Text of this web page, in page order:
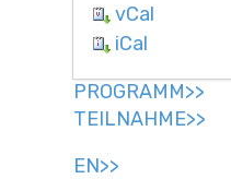
vCal
iCal
PROGRAMM>>
TEILNAHME>>
EN>>